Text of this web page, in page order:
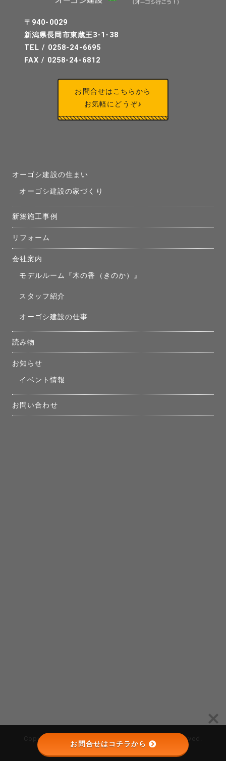
〒940-0029
新潟県長岡市東蔵王3-1-38
TEL / 0258-24-6695
FAX / 0258-24-6812
お問合せはこちらから
お気軽にどうぞ♪
オーゴシ建設の住まい
オーゴシ建設の家づくり
新築施工事例
リフォーム
会社案内
モデルルーム『木の香（きのか）』
スタッフ紹介
オーゴシ建設の仕事
読み物
お知らせ
イベント情報
お問い合わせ
Copyright © （株）オーゴシ建設 All Rights Reserved.
お問合せはコチラから